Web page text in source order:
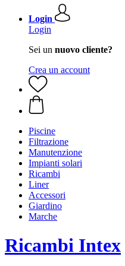
Login
Login
Sei un nuovo cliente?
Crea un account
Piscine
Filtrazione
Manutenzione
Impianti solari
Ricambi
Liner
Accessori
Giardino
Marche
Ricambi Intex